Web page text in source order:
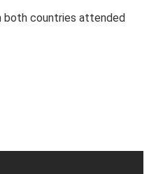
both countries attended